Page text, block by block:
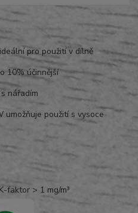
pro použití v dílně
10% účinnější
nářadím
umožňuje použití s vysoce
faktor > 1 mg/m³